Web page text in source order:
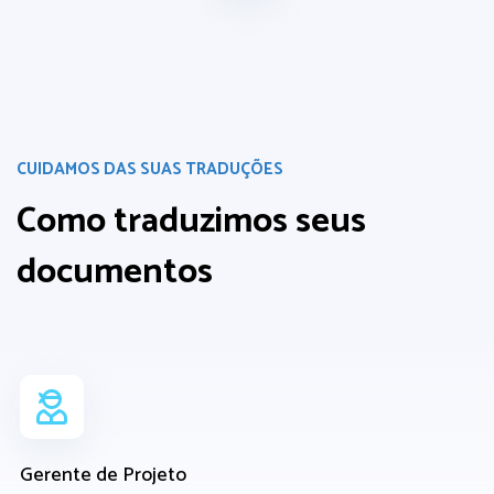
CUIDAMOS DAS SUAS TRADUÇÕES
Como traduzimosseus
documentos
Gerente de Projeto